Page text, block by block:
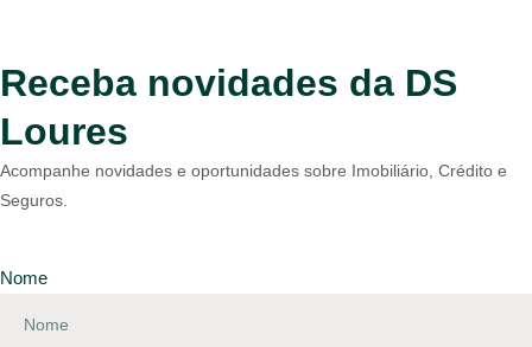
Receba novidades da DS
Loures
Acompanhe novidades e oportunidades sobre Imobiliário, Crédito e
Seguros.
Nome